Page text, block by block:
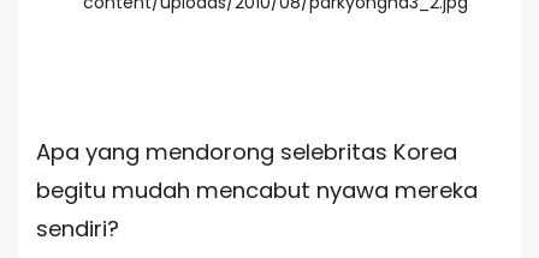
Apa yang mendorong selebritas Korea
begitu mudah mencabut nyawa mereka
sendiri?